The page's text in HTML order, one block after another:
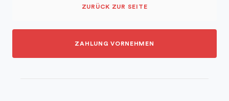
ZURÜCK ZUR SEITE
ZAHLUNG VORNEHMEN